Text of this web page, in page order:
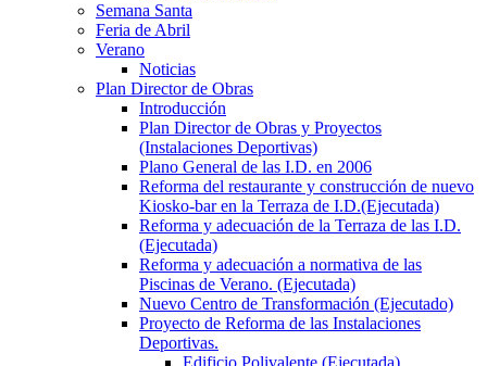
Semana Santa
Feria de Abril
Verano
Noticias
Plan Director de Obras
Introducción
Plan Director de Obras y Proyectos
(Instalaciones Deportivas)
Plano General de las I.D. en 2006
Reforma del restaurante y construcción de nuevo
Kiosko-bar en la Terraza de I.D.(Ejecutada)
Reforma y adecuación de la Terraza de las I.D.
(Ejecutada)
Reforma y adecuación a normativa de las
Piscinas de Verano. (Ejecutada)
Nuevo Centro de Transformación (Ejecutado)
Proyecto de Reforma de las Instalaciones
Deportivas.
Edificio Polivalente (Ejecutada)